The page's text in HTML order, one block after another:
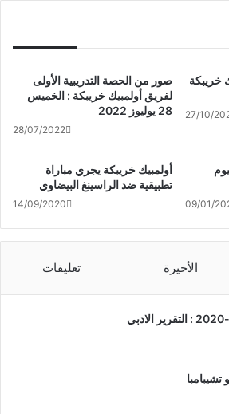
صور من الحصة التدريبية الأولى
لفريق أولمبيك خريبكة : الخميس
28 يوليوز 2022
28/07/2022
خريبكة
27/10/
أولمبيك خريبكة يجري مباراة
تطبيقية ضد الراسينغ البيضاوي
14/09/2020 09/01/
الأخيرة تعليقات
الجمع العام العادي 2019-2020 : التقرير الادبي
تشيبامبا